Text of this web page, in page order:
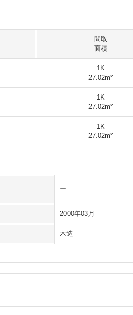
間取
面積
1K
27.02m²
1K
27.02m²
1K
27.02m²
ー
2000年03月
木造